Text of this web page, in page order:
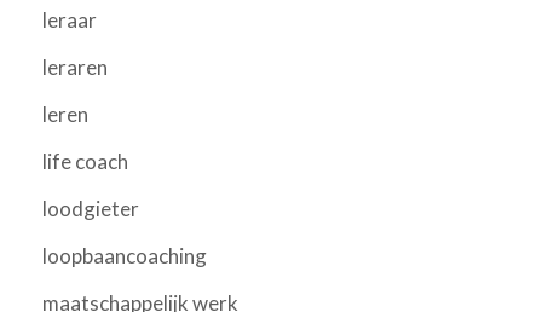
leraar
leraren
leren
life coach
loodgieter
loopbaancoaching
maatschappelijk werk